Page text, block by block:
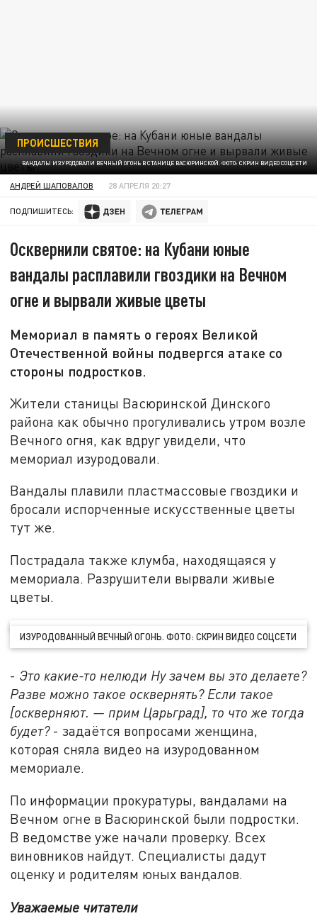
ВАНДАЛЫ ИЗУРОДОВАЛИ ВЕЧНЫЙ ОГОНЬ В СТАНИЦЕ ВАСЮРИНСКОЙ. ФОТО: СКРИН ВИДЕО СОЦСЕТИ
ПРОИСШЕСТВИЯ
АНДРЕЙ ШАПОВАЛОВ 28 АПРЕЛЯ 20:27
ПОДПИШИТЕСЬ:
Осквернили святое: на Кубани юные
вандалы расплавили гвоздики на Вечном
огне и вырвали живые цветы
Мемориал в память о героях Великой
Отечественной войны подвергся атаке со
стороны подростков.
Жители станицы Васюринской Динского
района как обычно прогуливались утром возле
Вечного огня, как вдруг увидели, что
мемориал изуродовали.
Вандалы плавили пластмассовые гвоздики и
бросали испорченные искусственные цветы
тут же.
Пострадала также клумба, находящаяся у
мемориала. Разрушители вырвали живые
цветы.
ИЗУРОДОВАННЫЙ ВЕЧНЫЙ ОГОНЬ. ФОТО: СКРИН ВИДЕО СОЦСЕТИ
- Это какие-то нелюди Ну зачем вы это делаете?
Разве можно такое осквернять? Если такое
[оскверняют. — прим Царьград], то что же тогда
будет?- задаётся вопросами женщина,
которая сняла видео на изуродованном
мемориале.
По информации прокуратуры, вандалами на
Вечном огне в Васюринской были подростки.
В ведомстве уже начали проверку. Всех
виновников найдут. Специалисты дадут
оценку и родителям юных вандалов.
Уважаемые читатели